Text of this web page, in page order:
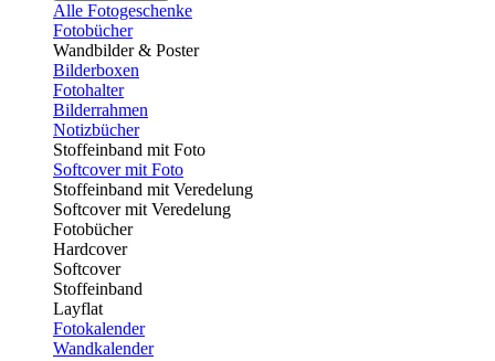
Alle Fotogeschenke
Fotobücher
Wandbilder & Poster
Bilderboxen
Fotohalter
Bilderrahmen
Notizbücher
Stoffeinband mit Foto
Softcover mit Foto
Stoffeinband mit Veredelung
Softcover mit Veredelung
Fotobücher
Hardcover
Softcover
Stoffeinband
Layflat
Fotokalender
Wandkalender